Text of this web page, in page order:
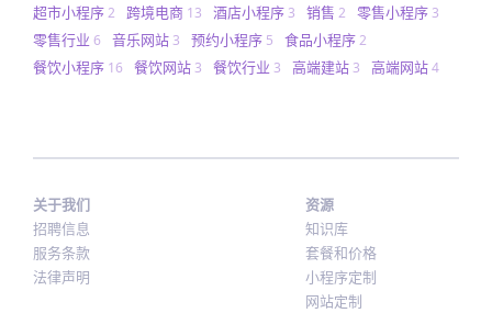
超市小程序2 跨境电商 13 酒店小程序 3 销售 2 零售小程序 3
零售行业 6 音乐网站 3 预约小程序 5 食品小程序2
餐饮小程序 16 餐饮网站 3 餐饮行业 3 高端建站 3 高端网站4
关于我们
招聘信息
服务条款
法律声明
资源
知识库
套餐和价格
小程序定制
网站定制